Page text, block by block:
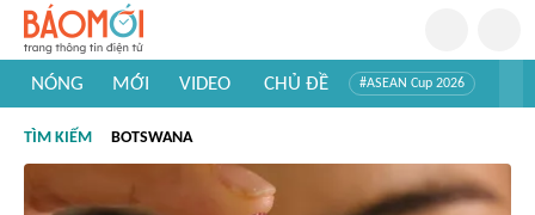
NÓNG MỚI VIDEO CHỦ ĐỀ #ASEAN Cup 2026
#Khám phá thế giới
TÌM KIẾM BOTSWANA